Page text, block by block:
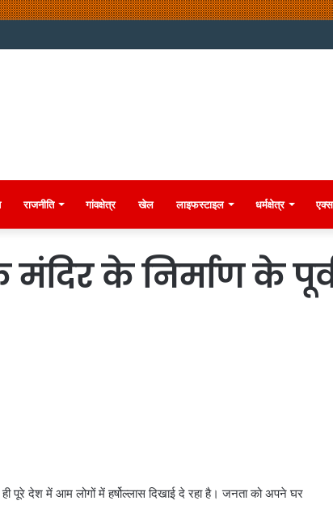
राजनीति गांवक्षेत्र खेल लाइफस्टाइल धर्मक्षेत्र
मंदिर के निर्माण के
पूरे देश में आम लोगों में हर्षोल्लास दिखाई दे रहा है। जनता को अपने घर